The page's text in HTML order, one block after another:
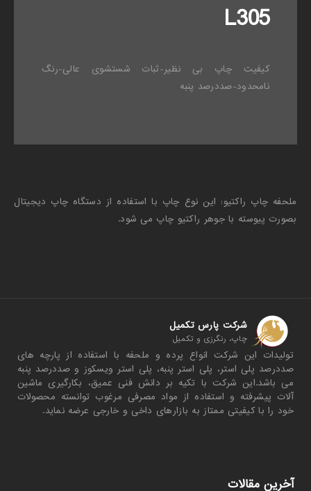
L305
کیفیت چاپ بی نظیر-ثبات شستشوی عالی-رنگ
نامحدود-صددرصد پنبه
ملحفه چاپ راکتیو: این نوع چاپ با استفاده از دستگاه چاپ دیجیتال
بصورت پیوسته با جوهر راکتیو چاپ می شود.
شرکت پارس تکمیل
چاپ، رنگرزی و تکمیل
تولیدات این شرکت انواع پرده و ملحفه با استفاده از پارچه های
صددرصد پلی استر، پلی استر پنبه، پلی استر ویسکوز و صددرصد پنبه
می باشد.این شرکت با تکیه بر دانش فنی عمیق، بکارگیری ماشین
آلات پیشرفته و استفاده از مواد مصرفی مرغوب توانسته محصولات
خود را با کیفیتی ممتاز به بازارهای داخی و خارجی عرضه نماید.
آخرین مقالات